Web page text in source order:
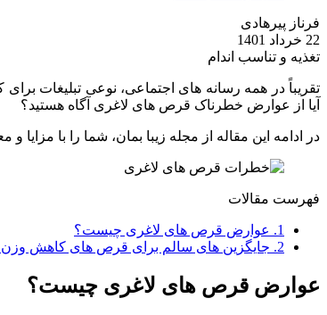
فرناز پیرهادی
22 خرداد 1401
تغذیه و تناسب اندام
تقریباً در همه رسانه های اجتماعی، نوعی تبلیغات
آیا از عوارض خطرناک قرص های لاغری آگاه هستید؟
در ادامه این مقاله از مجله زیبا بمان، شما را با
فهرست مقالات
1.
عوارض قرص های لاغری چیست؟
2. جایگزین های سالم برای قرص های کاهش وزن
عوارض قرص های لاغری چیست؟